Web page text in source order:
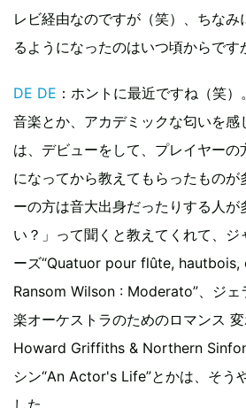
レビ経由なのですが（笑）、ちな
るようになったのはいつ頃からです
DE DE ：ホントに最近ですね（笑
音楽とか、アカデミックな匂いを感
は、デビューをして、プレイヤーの
になってから教えてもらったものが
ーの方は音大出身だったりする人が
い？」って聞くと教えてくれて、ジ
ーズ“Quatuor pour flûte,
Ransom Wilson : Moderato”、ジェ
楽オーケストラのためのロマンス
Howard Griffiths & Northern
シン“An Actor's Life”とかは、そう
した。